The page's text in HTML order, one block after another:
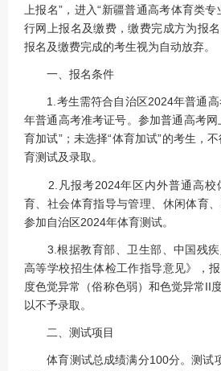
上报名”，进入“新疆普通高考体育类
行网上报名及缴费，缴费完成方为报
报名及缴费完成的考生视为自动放弃。
一、报名条件
1.考生需符合自治区2024年普通高
年普通高考准考证号。参加普通高考
育加试”；未选择“体育加试”的考生，
育测试及录取。
2.凡报考2024年区内外普通高校
育、社会体育指导与管理、休闲体育
参加自治区2024年体育测试。
3.根据教育部、卫生部、中国残疾
高等学校招生体检工作指导意见》，
度色觉异常（俗称色弱）和色觉异常II
以不予录取。
二、测试项目
体育测试总成绩满分100分。测试